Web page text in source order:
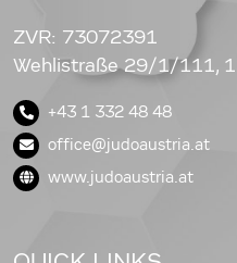
ZVR: 73072391
Wehlistraße 29/1/111,
+43 1 332 48 48
office@judoaustria.at
www.judoaustria.at